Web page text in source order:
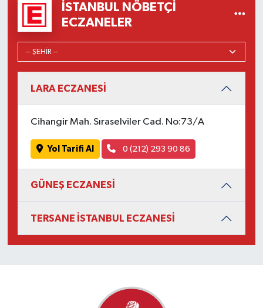
İSTANBUL NÖBETÇI
ECZANELER
LARA ECZANESİ
Cihangir Mah. Sıraselviler Cad. No:73/A
Yol Tarifi Al 0 (212) 293 90 86
GÜNEŞ ECZANESİ
TERSANE İSTANBUL ECZANESİ